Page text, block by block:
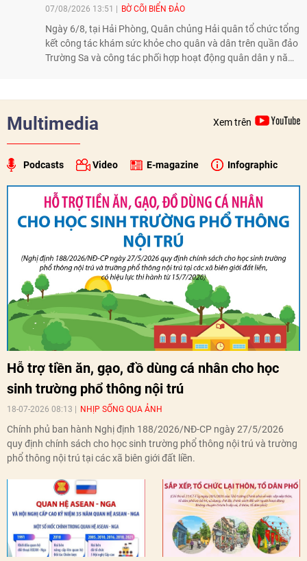
07/08/2026 13:51 BỜ CÕI BIỂN ĐẢO
Ngày 6/8, tại Hải Phòng, Quân chủng Hải quân tổ chức tổng
kết công tác khám sức khỏe cho quân và dân trên quần đảo
Trường Sa và công tác phối hợp hoạt động quân dân y năm
cấp thuốc, điều trị cho cán bộ, chiến sĩ và nhân dân trên
quần đảo.
Multimedia Xem trên
Podcasts Video E-magazine Infographic
Hỗ trợ tiền ăn, gạo, đồ dùng cá nhân cho học
sinh trường phổ thông nội trú
18-07-2026 08:13 NHỊP SỐNG QUA ẢNH
Chính phủ ban hành Nghị định 188/2026/NĐ-CP ngày 27/5/2026
quy định chính sách cho học sinh trường phổ thông nội trú và trường
phổ thông nội trú tại các xã biên giới đất liền.